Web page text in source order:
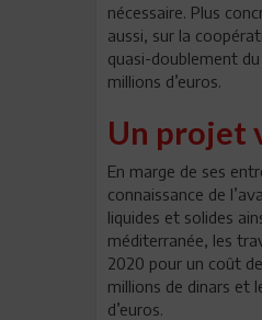
nécessaire. Plus
aussi, sur la
quasi-doublement
millions d’euros.
Un projet
En marge de ses
connaissance de
liquides et solides
méditerranée, les
2020 pour un coût
millions de dinars et
d’euros.